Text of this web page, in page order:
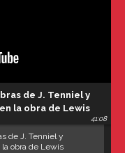
de J. Tenniel y
la obra de Lewis
41:08
de J. Tenniel y
obra de Lewis